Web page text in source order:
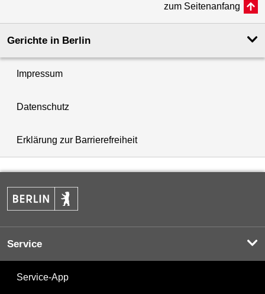
zum Seitenanfang
Gerichte in Berlin
Impressum
Datenschutz
Erklärung zur Barrierefreiheit
Service
Service-App